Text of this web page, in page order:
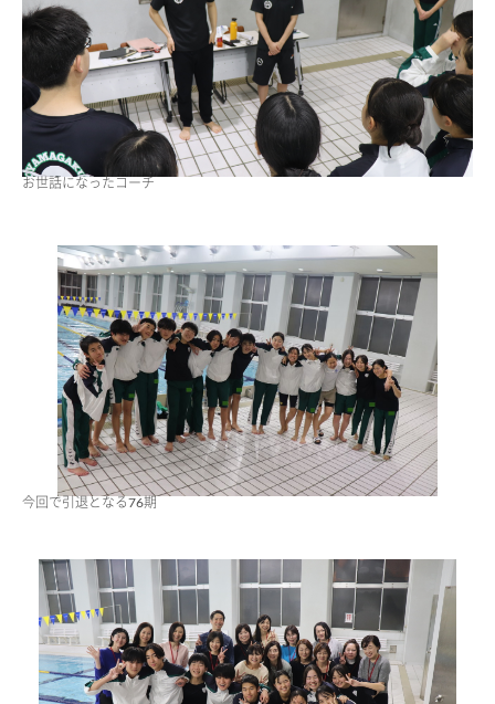
お世話になったコーチ
今回で引退となる76期